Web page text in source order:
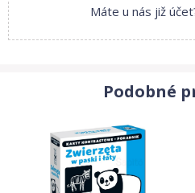
Máte u nás již
Podobné